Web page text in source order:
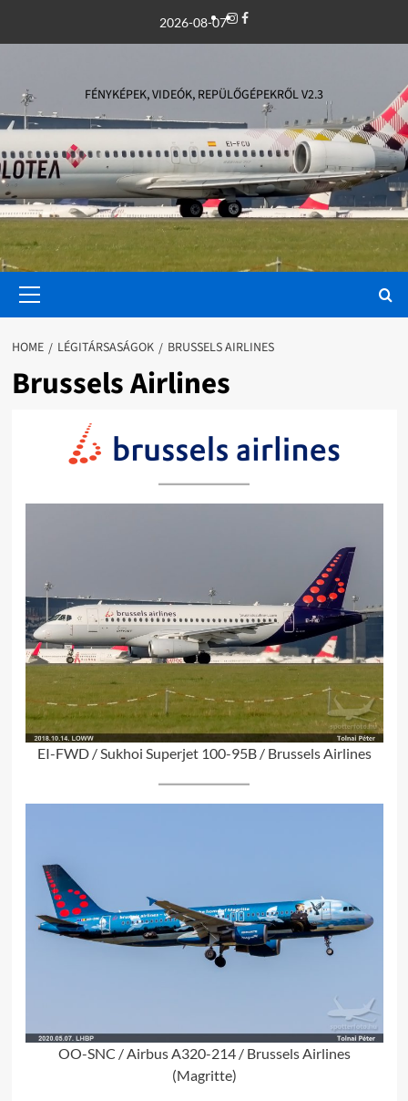
2026-08-07Instagram
Facebook
FÉNYKÉPEK, VIDEÓK, REPÜLŐGÉPEKRŐL V2.3
Menu
HOME LÉGITÁRSASÁGOK BRUSSELS AIRLINES
Brussels Airlines
EI-FWD / Sukhoi Superjet 100-95B / Brussels Airlines
OO-SNC / Airbus A320-214 / Brussels Airlines
(Magritte)